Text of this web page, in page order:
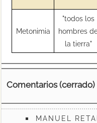
Metonimia
"todos los
hombres
la tierra"
Comentarios (cerrado)
MANUEL